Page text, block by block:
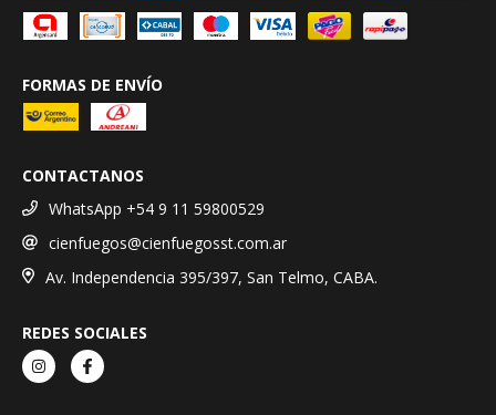
FORMAS DE ENVÍO
CONTACTANOS
WhatsApp +54 9 11 59800529
cienfuegos@cienfuegosst.com.ar
Av. Independencia 395/397, San Telmo, CABA.
REDES SOCIALES